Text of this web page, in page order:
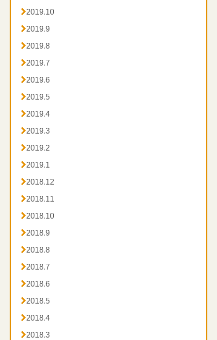
2019.10
2019.9
2019.8
2019.7
2019.6
2019.5
2019.4
2019.3
2019.2
2019.1
2018.12
2018.11
2018.10
2018.9
2018.8
2018.7
2018.6
2018.5
2018.4
2018.3